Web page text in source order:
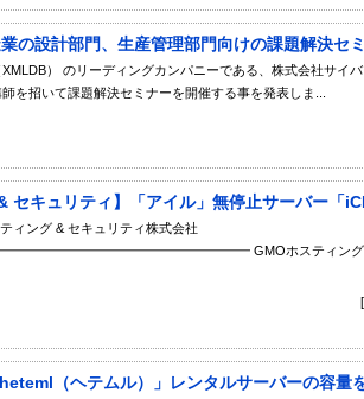
の設計部門、生産管理部門向けの課題解決セ
） のリーディングカンパニーである、株式会社サイ
を招いて課題解決セミナーを開催する事を発表しま...
セキュリティ】「アイル」無停止サーバー「
ィング & セキュリティ株式会社
GMOホスティング & セキ
（ヘテムル）」レンタルサーバーの容量